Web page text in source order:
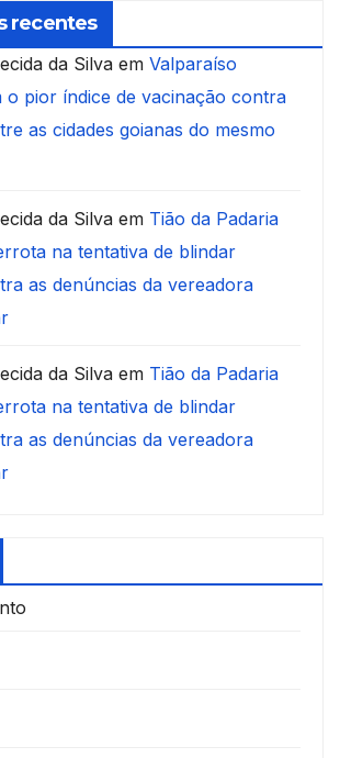
recentes
da Silva em Valparaíso
o pior índice de vacinação contra
as cidades goianas do mesmo
da Silva em Tião da Padaria
na tentativa de blindar
as denúncias da vereadora
da Silva em Tião da Padaria
na tentativa de blindar
as denúncias da vereadora